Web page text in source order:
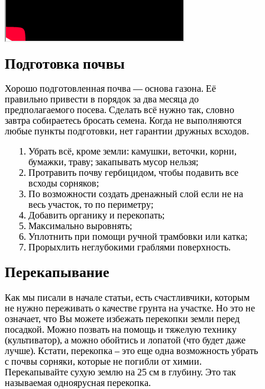
Подготовка почвы
Хорошо подготовленная почва — основа газона. Её
правильно привести в порядок за два месяца до
предполагаемого посева. Сделать всё нужно так, словно
завтра собираетесь бросать семена. Когда не выполняются
любые пункты подготовки, нет гарантии дружных всходов.
Убрать всё, кроме земли: камушки, веточки, корни,
бумажки, траву; закапывать мусор нельзя;
Протравить почву гербицидом, чтобы подавить все
всходы сорняков;
По возможности создать дренажный слой если не на
весь участок, то по периметру;
Добавить органику и перекопать;
Максимально выровнять;
Уплотнить при помощи ручной трамбовки или катка;
Прорыхлить неглубокими граблями поверхность.
Перекапывание
Как мы писали в начале статьи, есть счастливчики, которым
не нужно переживать о качестве грунта на участке. Но это не
означает, что Вы можете избежать перекопки земли перед
посадкой. Можно позвать на помощь и тяжелую технику
(культиватор), а можно обойтись и лопатой (что будет даже
лучше). Кстати, перекопка – это еще одна возможность убрать
с почвы сорняки, которые не погибли от химии.
Перекапывайте сухую землю на 25 см в глубину. Это так
называемая одноярусная перекопка.